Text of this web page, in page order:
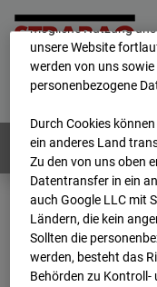
Home E-Mail
Webcams:
Home
BC-146 - BV-
Archiv
2026
mögliche Nutzung
unsere Website
werden von uns
personenbezogene
Durch Cookies
ein anderes Land
Zu den von uns oben
Datentransfer in ein
auch Google LLC mit
Ländern, die kein
Sollten die
werden, besteht das
Behörden zu